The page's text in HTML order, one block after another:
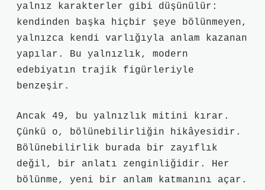
yalnız karakterler gibi düşünülür:
kendinden başka hiçbir şeye bölünmeyen,
yalnızca kendi varlığıyla anlam kazanan
yapılar. Bu yalnızlık, modern
edebiyatın trajik figürleriyle
benzeşir.
Ancak 49, bu yalnızlık mitini kırar.
Çünkü o, bölünebilirliğin hikâyesidir.
Bölünebilirlik burada bir zayıflık
değil, bir anlatı zenginliğidir. Her
bölünme, yeni bir anlam katmanını açar.